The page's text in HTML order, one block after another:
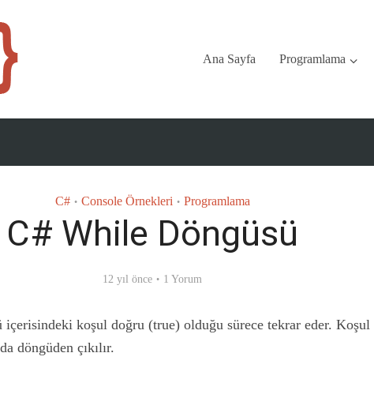
Ana Sayfa Programlama
C# • Console Örnekleri • Programlama
C# While Döngüsü
12 yıl önce 1 Yorum
içerisindeki koşul doğru (true) olduğu sürece tekrar eder. Koşul
döngüden çıkılır.